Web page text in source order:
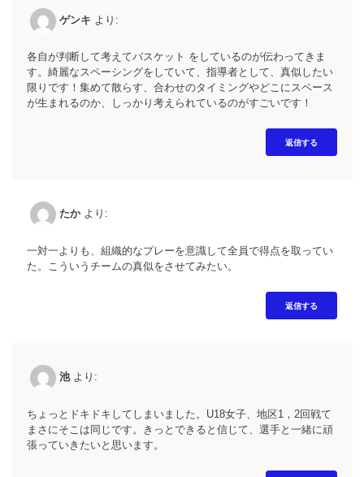
ゲンキ より:
各自が判断して考えてバスケット をしているのが伝わってきま
す。綺麗なスペーシングをしていて、指導者として、真似したい
限りです！集めて散らす、合わせのタイミングやどこにスペース
が生まれるのか、しっかり考えられているのがすごいです！
返信する
たか より:
一対一よりも、組織的なプレーを意識して全員で得点を取ってい
た。こういうチームの真似をさせてみたい。
返信する
池 より:
ちょっとドキドキしてしまいました。U18女子、地区1，2回戦て
まさにそこは同じです。きっとできると信じて、選手と一緒に頑
張っていきたいと思います。